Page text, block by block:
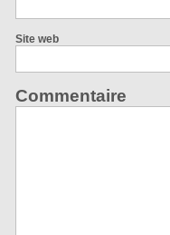
Site web
Commentaire